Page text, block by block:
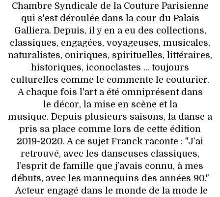
Chambre Syndicale de la Couture Parisienne
qui s'est déroulée dans la cour du Palais
Galliera. Depuis, il y en a eu des collections,
classiques, engagées, voyageuses, musicales,
naturalistes, oniriques, spirituelles, littéraires,
historiques, iconoclastes ... toujours
culturelles comme le commente le couturier.
A chaque fois l'art a été omniprésent dans
le décor, la mise en scène et la
musique. Depuis plusieurs saisons, la danse a
pris sa place comme lors de cette édition
2019-2020. A ce sujet Franck raconte : "J’ai
retrouvé, avec les danseuses classiques,
l’esprit de famille que j’avais connu, à mes
débuts, avec les mannequins des années 90."
Acteur engagé dans le monde de la mode le